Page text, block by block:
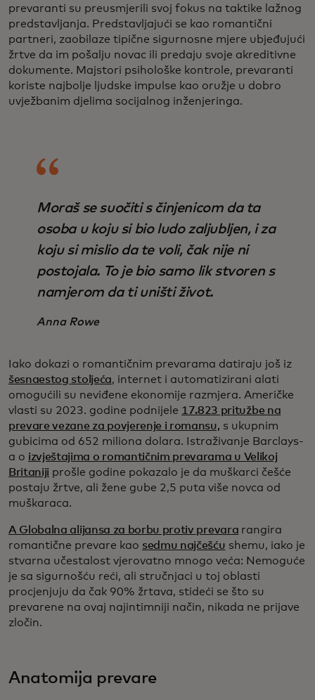
prevaranti su preusmjerili svoj fokus na taktike lažnog
predstavljanja. Predstavljajući se kao romantični
partneri, zaobilaze tipične sigurnosne mjere ubjeđujući
žrtve da im pošalju novac ili predaju svoje akreditivne
dokumente. Majstori psihološke kontrole, prevaranti
koriste najbolje ljudske impulse kao oružje u dobro
uvježbanim djelima socijalnog inženjeringa.
Moraš se suočiti s činjenicom da ta
osoba u koju si bio ludo zaljubljen, i za
koju si mislio da te voli, čak nije ni
postojala. To je bio samo lik stvoren s
namjerom da ti uništi život.
Anna Rowe
Iako dokazi o romantičnim prevarama datiraju još iz
šesnaestog stoljeća, internet i automatizirani alati
omogućili su neviđene ekonomije razmjera. Američke
vlasti su 2023. godine podnijele 17.823 pritužbe na
prevare vezane za povjerenje i romansu, s ukupnim
gubicima od 652 miliona dolara. Istraživanje Barclays-
a o izvještajima o romantičnim prevarama u Velikoj
Britaniji prošle godine pokazalo je da muškarci češće
postaju žrtve, ali žene gube 2,5 puta više novca od
muškaraca.
A Globalna alijansa za borbu protiv prevara rangira
romantične prevare kao sedmu najčešću shemu, iako je
stvarna učestalost vjerovatno mnogo veća: Nemoguće
je sa sigurnošću reći, ali stručnjaci u toj oblasti
procjenjuju da čak 90% žrtava, stideći se što su
prevarene na ovaj najintimniji način, nikada ne prijave
zločin.
Anatomija prevare